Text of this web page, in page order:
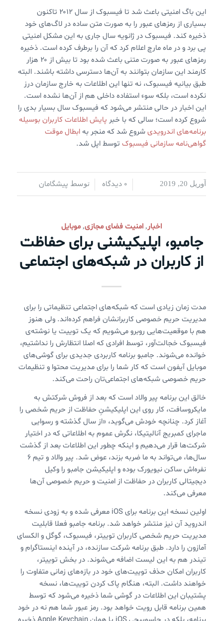
این باگ امنیتی باعث شد تا فیسبوک از سال ۲۰۱۲ تاکنون
بسیاری از رمزهای عبور را به صورت متن ساده در لاگ‌های خود
ذخیره کند. فیسبوک در ژانویه سال جاری به این مشکل امنیتی
پی برد و در ماه مارچ اعلام کرد که آن را برطرف کرده است. ذخیره
رمزهای عبور به صورت متنی باعث شده بود تا بیش از ۲۰ هزار
کارمند این سازمان بتوانند به آن‌ها دسترسی داشته باشند. البته
طبق بیانیه فیسبوک، نه تنها این اطلاعات به خارج سازمان درز
نکرده است، بلکه سوء استفاده داخلی هم از آن‌ها نشده است.
این اخبار در حالی منتشر می‌شود که فیسبوک سال بسیار بدی را
شروع کرده است؛ سالی که با خبر پایش اطلاعات کاربران بوسیله
برنامه‌های اندرویدیشروع شد که منجر بهابطال موقت
گواهی‌نامه سازمانی فیسبوکتوسط اپل شد.
آوریل 20, 2019 / 0 دیدگاه/ توسط پیشگامان
اخبار, امنیت فضای مجازی,موبایل
جامبو، اپلیکیشنی برای حفاظت
از کاربران در شبکه‌های اجتماعی
مدت زمان زیادی است که شبکه‌های اجتماعی تنظیماتی را برای
مدیریت حریم خصوصی کاربرانشان فراهم کرده‌اند. ولی هنوز
هم با موقعیت‌هایی روبرو می‌شویم که یک توییت یا نوشته‌ی
فیسبوک خجالت‌آور، توسط افرادی که اصلا انتظارش را نداشتیم،
خوانده می‌شوند. جامبو برنامه کاربردی جدیدی برای گوشی‌های
موبایل آیفون است که کار شما را برای مدیریت محتوا و تنظیمات
حریم خصوصی شبکه‌های اجتماعی‌تان راحت می‌کند.
خالق این برنامه پیر والاد است که بعد از فروش شرکتش به
مایکروسافت، کار روی این اپلیکیشنِ حفاظت از حریم شخصی را
آغاز کرد. چنانچه خودش می‌گوید، «از سال گذشته و رسوایی
ماجرای کمبریج آنالیتیکا، نگرش عموم به اطلاعاتی که در اختیار
شرکت‌ها قرار می‌دهیم و اینکه چطور این اطلاعات بعد از گذشت
سال‌ها، می‌تواند به ما ضربه بزند، عوض شد. پیر والاد و تیم ۶
نفره‌اش ساکن نیویورک بوده و اپلیکیشن جامبو را وکیل
دیجیتالی کاربران در حفاظت از امنیت و حریم خصوصی آن‌ها
معرفی می‌کند.
اولین نسخه این برنامه برای iOS معرفی شده و به زودی نسخه
اندروید آن نیز منتشر خواهد شد. برنامه جامبو فعلا قابلیت
مدیریت حریم شخصی کاربران توییتر، فیسبوک، گوگل و الکسای
آمازون را دارد. طبق برنامه شرکت سازنده، در آینده اینستاگرام و
تیندر هم به این لیست اضافه می‌شوند. در بخش توییتر،
کاربران امکان حذف توییت‌های خود در بازه‌های زمانی متفاوت را
خواهند داشت. البته، هنگام پاک کردن توییت‌ها، نسخه
پشتیبان این اطلاعات در گوشی شما ذخیره می‌شود که توسط
همین برنامه قابل رویت خواهد بود. رمز عبور شما هم نه در خود